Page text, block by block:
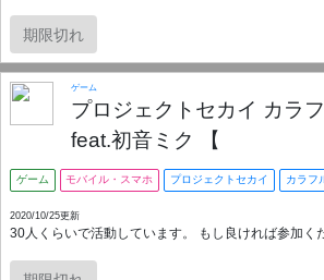
しか使えない購入することでできるスタンプ追加予
ていて安心 他にもいろいろな機能があります! 気になった方はぜひ入ってく
ださい!
期限切れ
ゲーム
プロジェクトセカイ カラ
feat.初音ミク 【
ゲーム モバイル・スマホ プロジェクトセカイ カラフ
2020/10/25更新
30人くらいで活動しています。 もし良ければ参加く